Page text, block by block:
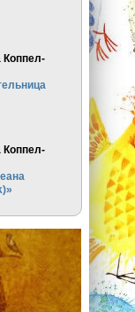
Коппел-
Коппел-